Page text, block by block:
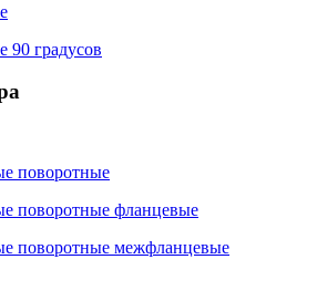
90 градусов
поворотные
поворотные фланцевые
поворотные межфланцевые